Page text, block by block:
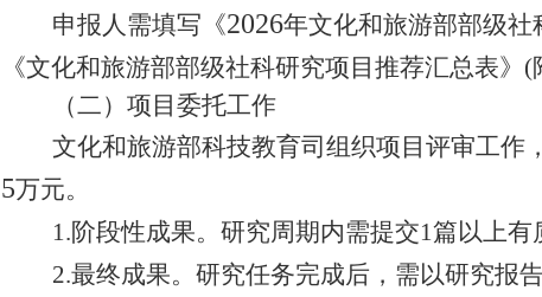
申报人需填写《2026年文化和旅游部部级
《文化和旅游部部级社科研究项目推荐汇总表》 (
（二）项目委托工作
文化和旅游部科技教育司组织项目评审工作
5万元。
1.阶段性成果。研究周期内需提交1篇以上
2.最终成果。研究任务完成后，需以研究报